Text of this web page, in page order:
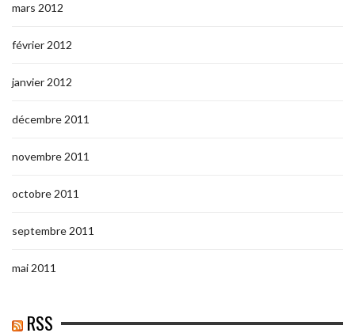
mars 2012
février 2012
janvier 2012
décembre 2011
novembre 2011
octobre 2011
septembre 2011
mai 2011
RSS